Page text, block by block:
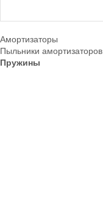
Амортизаторы
Пыльники амортизаторов
Пружины